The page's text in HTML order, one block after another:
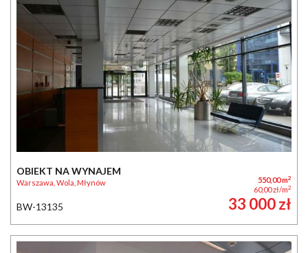
OBIEKT NA WYNAJEM
Warszawa, Wola, Młynów 550,00 m2
60,00 zł/m2
BW-13135 33 000 zł